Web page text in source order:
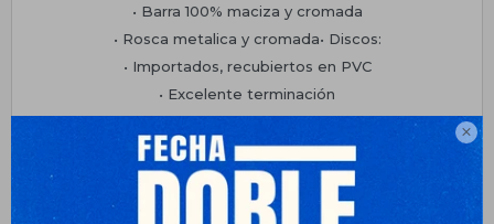

• Barra 100% maciza y cromada
• Rosca metalica y cromada• Discos:
• Importados, recubiertos en PVC
• Excelente terminación
• Discos de 2.5 kilos, 5 kilos y 10 kilos
• Disco recubierto de PVC
• Forma tu set como mas te guste